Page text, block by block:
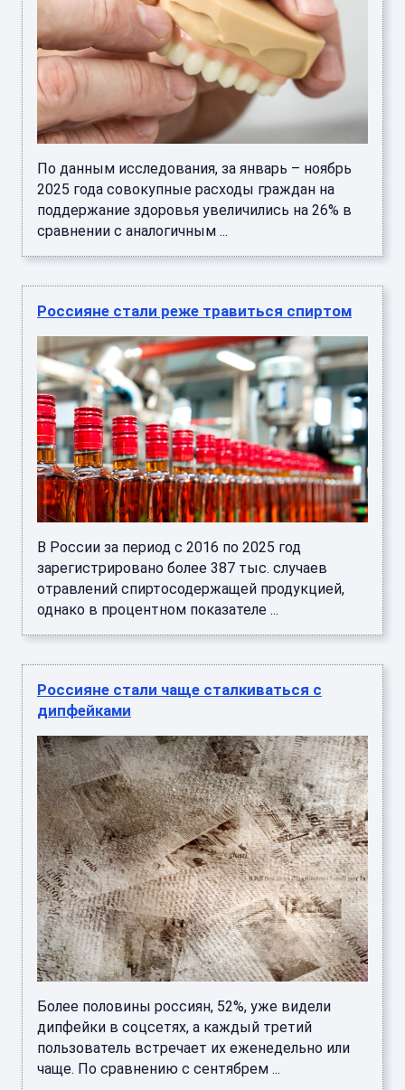
По данным исследования, за январь – ноябрь
2025 года совокупные расходы граждан на
поддержание здоровья увеличились на 26% в
сравнении с аналогичным ...
Россияне стали реже травиться спиртом
В России за период с 2016 по 2025 год
зарегистрировано более 387 тыс. случаев
отравлений спиртосодержащей продукцией,
однако в процентном показателе ...
Россияне стали чаще сталкиваться с
дипфейками
Более половины россиян, 52%, уже видели
дипфейки в соцсетях, а каждый третий
пользователь встречает их еженедельно или
чаще. По сравнению с сентябрем ...